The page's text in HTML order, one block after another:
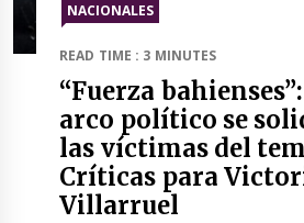
NACIONALES
READ TIME : 3 MINUTES
“Fuerza
arco político se
las víctimas del
Críticas para
Villarruel